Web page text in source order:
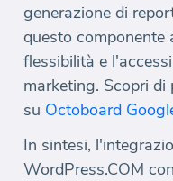
generazione di
questo
flessibilità e
marketing. Scopri
su Octoboard
In sintesi,
WordPress.COM